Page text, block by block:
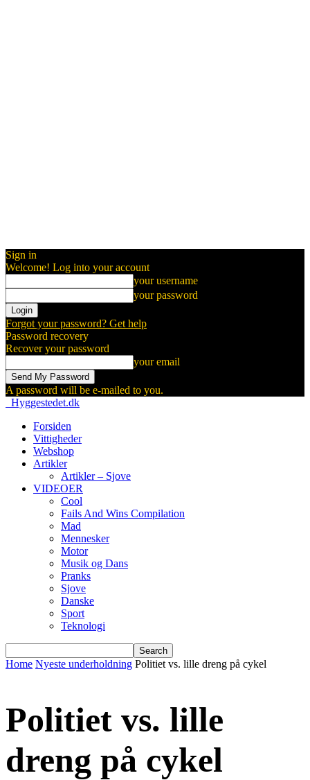
Sign in
Welcome! Log into your account
your username
your password
Forgot your password? Get help
Password recovery
Recover your password
your email
A password will be e-mailed to you.
Hyggestedet.dk
Forsiden
Vittigheder
Webshop
Artikler
Artikler – Sjove
VIDEOER
Cool
Fails And Wins Compilation
Mad
Mennesker
Motor
Musik og Dans
Pranks
Sjove
Danske
Sport
Teknologi
Home Nyeste underholdning Politiet vs. lille dreng på cykel
Politiet vs. lille
dreng på cykel